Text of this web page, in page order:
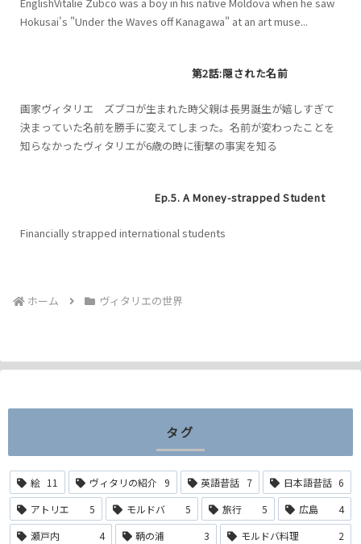
Hokusai's "Under the Waves off Kanagawa" at an art muse...
第2話:隠された名前
画家ヴィタリエ ズブコが生まれた時父親は長男誕生が嬉しすぎて
決まっていた名前を勝手に変えてしまった。名前が変わったことを
知らなかったヴィタリエが6歳の時に衝撃の事実を知る
Ep.5. A Money-strapped Student
Financially strapped international students
ホーム ヴィタリエの世界
タグ
絵 11 ヴィタリの紹介 9 英語昔話 7 日本語昔話 6
アトリエ
5 モルドバ 5 旅行 5 広島
4
瀬戸内
4 鞆の浦 3 モルドバ料理 2